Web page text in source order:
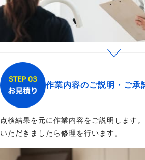
作業内容のご説明・ご承
点検結果を元に作業内容をご説明します
いただきましたら修理を行います。